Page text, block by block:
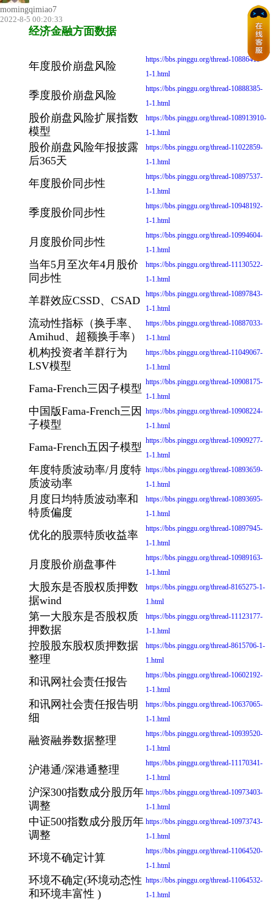
momingqimiao7
2022-8-5 00:20:33
经济金融方面数据
年度股价崩盘风险
https://bbs.pinggu.org/thread-10886419-
1-1.html
季度股价崩盘风险
https://bbs.pinggu.org/thread-10888385-
1-1.html
股价崩盘风险扩展指数
模型
https://bbs.pinggu.org/thread-108913910-
1-1.html
股价崩盘风险年报披露
后365天
https://bbs.pinggu.org/thread-11022859-
1-1.html
年度股价同步性
https://bbs.pinggu.org/thread-10897537-
1-1.html
季度股价同步性
https://bbs.pinggu.org/thread-10948192-
1-1.html
月度股价同步性
https://bbs.pinggu.org/thread-10994604-
1-1.html
当年5月至次年4月股价
同步性
https://bbs.pinggu.org/thread-11130522-
1-1.html
羊群效应CSSD、CSAD
https://bbs.pinggu.org/thread-10897843-
1-1.html
流动性指标（换手率、
Amihud、超额换手率）
https://bbs.pinggu.org/thread-10887033-
1-1.html
机构投资者羊群行为
LSV模型
https://bbs.pinggu.org/thread-11049067-
1-1.html
Fama-French三因子模型
https://bbs.pinggu.org/thread-10908175-
1-1.html
中国版Fama-French三因
子模型
https://bbs.pinggu.org/thread-10908224-
1-1.html
Fama-French五因子模型
https://bbs.pinggu.org/thread-10909277-
1-1.html
年度特质波动率/月度特
质波动率
https://bbs.pinggu.org/thread-10893659-
1-1.html
月度日均特质波动率和
特质偏度
https://bbs.pinggu.org/thread-10893695-
1-1.html
优化的股票特质收益率
https://bbs.pinggu.org/thread-10897945-
1-1.html
月度股价崩盘事件
https://bbs.pinggu.org/thread-10989163-
1-1.html
大股东是否股权质押数
据wind
https://bbs.pinggu.org/thread-8165275-1-
1.html
第一大股东是否股权质
押数据
https://bbs.pinggu.org/thread-11123177-
1-1.html
控股股东股权质押数据
整理
https://bbs.pinggu.org/thread-8615706-1-
1.html
和讯网社会责任报告
https://bbs.pinggu.org/thread-10602192-
1-1.html
和讯网社会责任报告明
细
https://bbs.pinggu.org/thread-10637065-
1-1.html
融资融券数据整理
https://bbs.pinggu.org/thread-10939520-
1-1.html
沪港通/深港通整理
https://bbs.pinggu.org/thread-11170341-
1-1.html
沪深300指数成分股历年
调整
https://bbs.pinggu.org/thread-10973403-
1-1.html
中证500指数成分股历年
调整
https://bbs.pinggu.org/thread-10973743-
1-1.html
环境不确定计算
https://bbs.pinggu.org/thread-11064520-
1-1.html
环境不确定(环境动态性
和环境丰富性 )
https://bbs.pinggu.org/thread-11064532-
1-1.html